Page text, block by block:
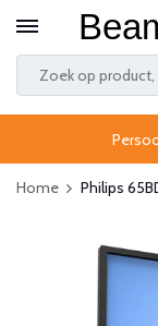
Home Philips